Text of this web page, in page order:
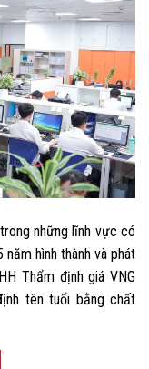
những lĩnh vực có
hình thành và phát
Thẩm định giá VNG
tên tuổi bằng chất